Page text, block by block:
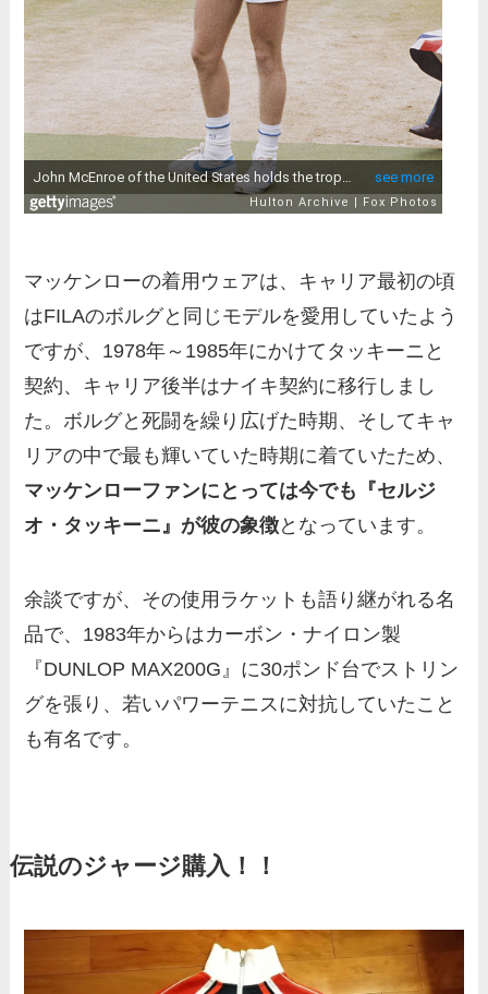
マッケンローの着用ウェアは、キャリア最初の頃
はFILAのボルグと同じモデルを愛用していたよう
ですが、1978年～1985年にかけてタッキーニと
契約、キャリア後半はナイキ契約に移行しまし
た。ボルグと死闘を繰り広げた時期、そしてキャ
リアの中で最も輝いていた時期に着ていたため、
マッケンローファンにとっては今でも『セルジ
オ・タッキーニ』が彼の象徴となっています。
余談ですが、その使用ラケットも語り継がれる名
品で、1983年からはカーボン・ナイロン製
『DUNLOP MAX200G』に30ポンド台でストリン
グを張り、若いパワーテニスに対抗していたこと
も有名です。
伝説のジャージ購入！！